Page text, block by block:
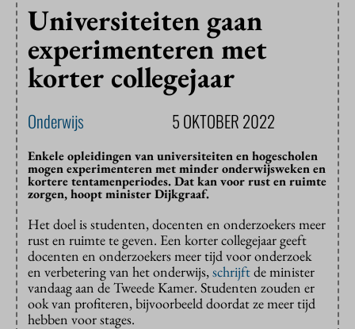
Universiteiten gaan
experimenteren met
korter collegejaar
Onderwijs 5 OKTOBER 2022
Enkele opleidingen van universiteiten en hogescholen
mogen experimenteren met minder onderwijsweken en
kortere tentamenperiodes. Dat kan voor rust en ruimte
zorgen, hoopt minister Dijkgraaf.
Het doel is studenten, docenten en onderzoekers meer
rust en ruimte te geven. Een korter collegejaar geeft
docenten en onderzoekers meer tijd voor onderzoek
en verbetering van het onderwijs,schrijftde minister
vandaag aan de Tweede Kamer. Studenten zouden er
ook van profiteren, bijvoorbeeld doordat ze meer tijd
hebben voor stages.